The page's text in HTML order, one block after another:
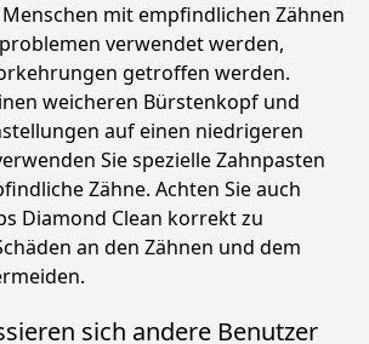
mit empfindlichen Zähnen
verwendet werden,
getroffen werden.
weicheren Bürstenkopf und
auf einen niedrigeren
Sie spezielle Zahnpasten
Zähne. Achten Sie auch
Diamond Clean korrekt zu
an den Zähnen und dem
sich andere Benutzer